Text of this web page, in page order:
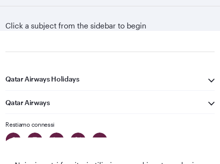
Click a subject from the sidebar to begin
Qatar Airways Holidays
Qatar Airways
Restiamo connessi